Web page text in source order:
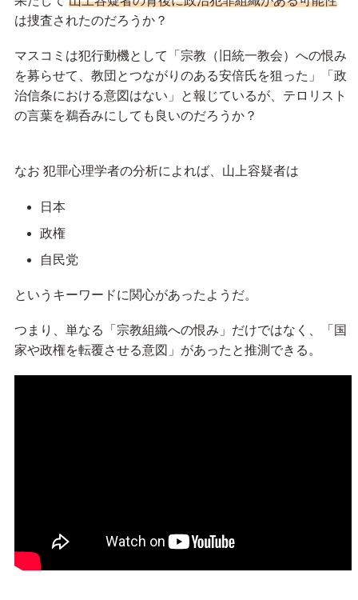
は捜査されたのだろうか？
マスコミは犯行動機として「宗教（旧統一教会）への恨み
を募らせて、教団とつながりのある安倍氏を狙った」「政
治信条における意図はない」と報じているが、テロリスト
の言葉を鵜呑みにしても良いのだろうか？
なお 犯罪心理学者の分析によれば、山上容疑者は
日本
政権
自民党
というキーワードに関心があったようだ。
つまり、単なる「宗教組織への恨み」だけではなく、「国
家や政権を転覆させる意図」があったと推測できる。